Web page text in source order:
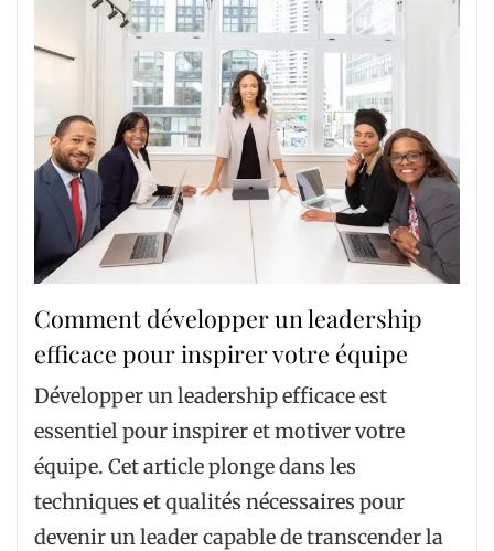
Comment développer un leadership
efficace pour inspirer votre équipe
Développer un leadership efficace est
essentiel pour inspirer et motiver votre
équipe. Cet article plonge dans les
techniques et qualités nécessaires pour
devenir un leader capable de transcender la